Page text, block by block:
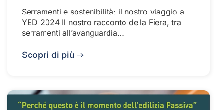
Serramenti e sostenibilità: il nostro viaggio a
YED 2024 Il nostro racconto della Fiera, tra
serramenti all’avanguardia…
Scopri di più